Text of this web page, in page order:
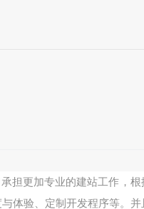
担更加专业的建站工作，
体验、定制开发程序等。并